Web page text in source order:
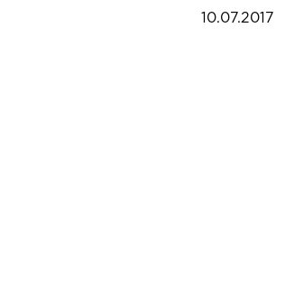
10.07.2017